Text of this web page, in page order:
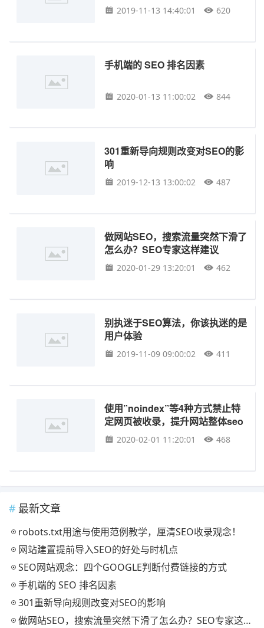
2019-11-13 14:40:01 620
手机端的 SEO 排名因素
2020-01-13 11:00:02 844
301重新导向规则改变对SEO的影
响
2019-12-13 13:00:02 487
做网站SEO，搜索流量突然下滑了
怎么办？SEO专家这样建议
2020-01-29 13:20:01 462
别执迷于SEO算法，你该执迷的是
用户体验
2019-11-09 09:00:02 411
使用”noindex”等4种方式禁止特
定网页被收录，提升网站整体seo
品质2020-02-01 11:20:01 468
最新文章
robots.txt用途与使用范例教学，厘清SEO收录观念！
网站建置提前导入SEO的好处与时机点
SEO网站观念：四个GOOGLE判断付费链接的方式
手机端的 SEO 排名因素
301重新导向规则改变对SEO的影响
做网站SEO，搜索流量突然下滑了怎么办？SEO专家这样建议